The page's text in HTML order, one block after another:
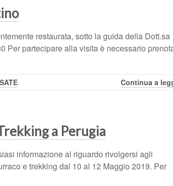
restaurata, sotto la guida della Dott.sa
Per partecipare alla visita è necessario
Continua a
a Perugia
informazione al riguardo rivolgersi agli
e trekking dal 10 al 12 Maggio 2019. Per